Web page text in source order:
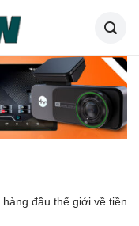
hàng đầu thế giới về tiền